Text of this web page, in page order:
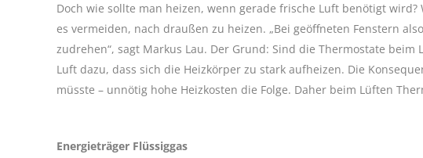
Doch wie sollte man heizen, wenn gerade frische Luft benötigt
es vermeiden, nach draußen zu heizen. „Bei geöffneten Fenstern
zudrehen“, sagt Markus Lau. Der Grund: Sind die Thermostate
Luft dazu, dass sich die Heizkörper zu stark aufheizen. Die
müsste – unnötig hohe Heizkosten die Folge. Daher beim Lüften
Energieträger Flüssiggas